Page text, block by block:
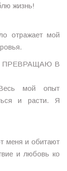
жизнь!
отражает мой
ПРЕВРАЩАЮ В
мой опыт
и расти. Я
меня и обитают
и любовь ко